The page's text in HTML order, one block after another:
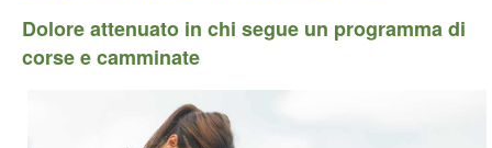
Dolore attenuato in chi segue un programma di
corse e camminate